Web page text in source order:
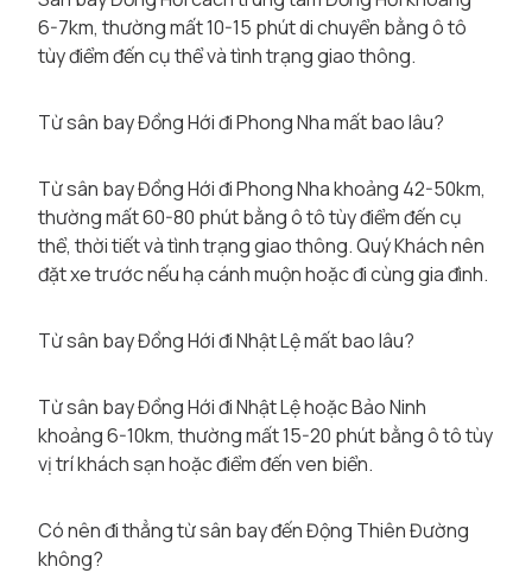
6-7km, thường mất 10-15 phút di chuyển bằng ô tô
tùy điểm đến cụ thể và tình trạng giao thông.
Từ sân bay Đồng Hới đi Phong Nha mất bao lâu?
Từ sân bay Đồng Hới đi Phong Nha khoảng 42-50km,
thường mất 60-80 phút bằng ô tô tùy điểm đến cụ
thể, thời tiết và tình trạng giao thông. Quý Khách nên
đặt xe trước nếu hạ cánh muộn hoặc đi cùng gia đình.
Từ sân bay Đồng Hới đi Nhật Lệ mất bao lâu?
Từ sân bay Đồng Hới đi Nhật Lệ hoặc Bảo Ninh
khoảng 6-10km, thường mất 15-20 phút bằng ô tô tùy
vị trí khách sạn hoặc điểm đến ven biển.
Có nên đi thẳng từ sân bay đến Động Thiên Đường
không?